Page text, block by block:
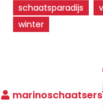
schaatsparadijs
winter